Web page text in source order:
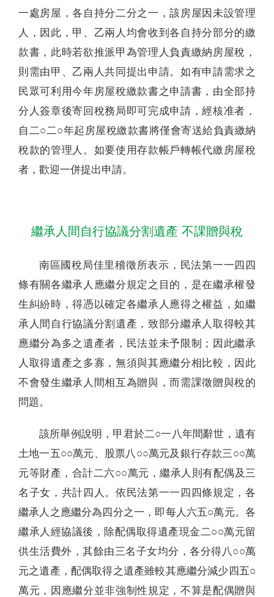
一處房屋，各自持分二分之一，該房屋因未設管理
人，因此，甲、乙兩人均會收到各自持分部分的繳
款書，此時若欲推派甲為管理人負責繳納房屋稅，
則需由甲、乙兩人共同提出申請。如有申請需求之
民眾可利用今年房屋稅繳款書之申請書，由全部持
分人簽章後寄回稅務局即可完成申請，經核准者，
自二○二○年起房屋稅繳款書將僅會寄送給負責繳納
稅款的管理人。如要使用存款帳戶轉帳代繳房屋稅
者，歡迎一併提出申請。
繼承人間自行協議分割遺產 不課贈與稅
南區國稅局佳里稽徵所表示，民法第一一四四
條有關各繼承人應繼分規定之目的，是在繼承權發
生糾紛時，得憑以確定各繼承人應得之權益，如繼
承人間自行協議分割遺產，致部分繼承人取得較其
應繼分為多之遺產者，民法並未予限制；因此繼承
人取得遺產之多寡，無須與其應繼分相比較，因此
不會發生繼承人間相互為贈與，而需課徵贈與稅的
問題。
該所舉例說明，甲君於二○一八年間辭世，遺有
土地一五○○萬元、股票八○○萬元及銀行存款三○○萬
元等財產，合計二六○○萬元，繼承人則有配偶及三
名子女，共計四人。依民法第一一四四條規定，各
繼承人之應繼分為四分之一，即每人六五○萬元。各
繼承人經協議後，除配偶取得遺產現金二○○萬元留
供生活費外，其餘由三名子女均分，各分得八○○萬
元之遺產，配偶取得之遺產雖較其應繼分減少四五○
萬元，因應繼分並非強制性規定，不算是配偶贈與